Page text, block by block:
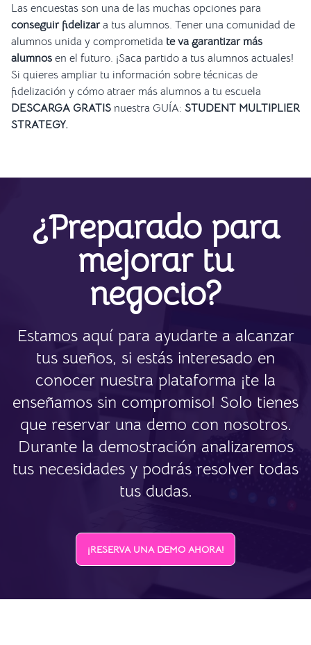
Las encuestas son una de las muchas opciones para
conseguir fidelizara tus alumnos. Tener una comunidad de
alumnos unida y comprometida te va garantizar más
alumnos en el futuro. ¡Saca partido a tus alumnos actuales!
Si quieres ampliar tu información sobre técnicas de
fidelización y cómo atraer más alumnos a tu escuela
DESCARGA GRATIS nuestra GUÍA: STUDENT MULTIPLIER
STRATEGY.
¿Preparado para
mejorar tu
negocio?
Estamos aquí para ayudarte a alcanzar
tus sueños, si estás interesado en
conocer nuestra plataforma ¡te la
enseñamos sin compromiso! Solo tienes
que reservar una demo con nosotros.
Durante la demostración analizaremos
tus necesidades y podrás resolver todas
tus dudas.
¡RESERVA UNA DEMO AHORA!